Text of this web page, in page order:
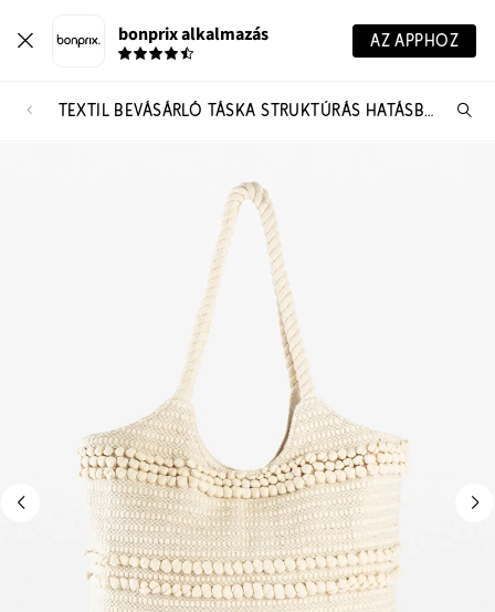
bonprix alkalmazás AZ APPHOZ
TEXTIL BEVÁSÁRLÓ TÁSKA STRUKTÚRÁS HATÁSBAN